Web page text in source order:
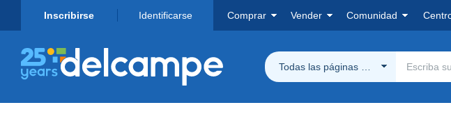
Inscribirse Identificarse Comprar Vender Comunidad
Todas las páginas Delcampe